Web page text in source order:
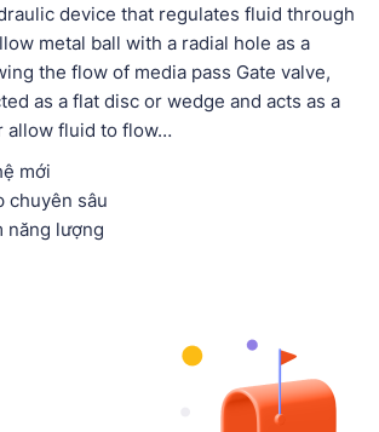
device that regulates fluid through
metal ball with a radial hole as a
the flow of media pass Gate valve,
as a flat disc or wedge and acts as a
allow fluid to flow…
mới
chuyên sâu
năng lượng